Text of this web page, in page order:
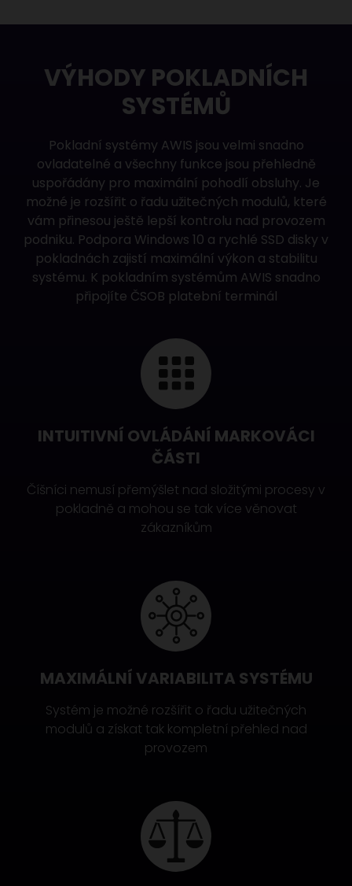
VÝHODY POKLADNÍCH
SYSTÉMŮ
Pokladní systémy AWIS jsou velmi snadno
ovladatelné a všechny funkce jsou přehledně
uspořádány pro maximální pohodlí obsluhy. Je
možné je rozšířit o řadu užitečných modulů, které
vám přinesou ještě lepší kontrolu nad provozem
podniku. Podpora Windows 10 a rychlé SSD disky v
pokladnách zajistí maximální výkon a stabilitu
systému. K pokladním systémům AWIS snadno
připojíte ČSOB platební terminál
INTUITIVNÍ OVLÁDÁNÍ MARKOVÁCI
ČÁSTI
Číšníci nemusí přemýšlet nad složitými procesy v
pokladně a mohou se tak více věnovat
zákazníkům
MAXIMÁLNÍ VARIABILITA SYSTÉMU
Systém je možné rozšířit o řadu užitečných
modulů a získat tak kompletní přehled nad
provozem